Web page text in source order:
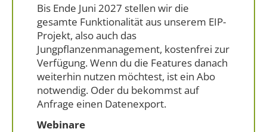
Bis Ende Juni 2027 stellen wir die
gesamte Funktionalität aus unserem EIP-
Projekt, also auch das
Jungpflanzenmanagement, kostenfrei zur
Verfügung. Wenn du die Features danach
weiterhin nutzen möchtest, ist ein Abo
notwendig. Oder du bekommst auf
Anfrage einen Datenexport.
Webinare